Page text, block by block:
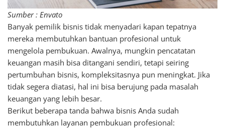
Sumber : Envato
Banyak pemilik bisnis tidak menyadari kapan tepatnya
mereka membutuhkan bantuan profesional untuk
mengelola pembukuan. Awalnya, mungkin pencatatan
keuangan masih bisa ditangani sendiri, tetapi seiring
pertumbuhan bisnis, kompleksitasnya pun meningkat. Jika
tidak segera diatasi, hal ini bisa berujung pada masalah
keuangan yang lebih besar.
Berikut beberapa tanda bahwa bisnis Anda sudah
membutuhkan layanan pembukuan profesional: